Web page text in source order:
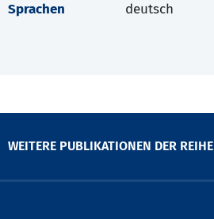
Sprachen
deutsch
WEITERE PUBLIKATIONEN DER REIHE